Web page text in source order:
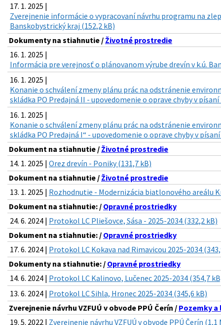
17. 1. 2025 |
Zverejnenie informácie o vypracovaní návrhu programu na
Banskobystrický kraj (152,2 kB)
Dokumenty na stiahnutie / Životné prostredie
16. 1. 2025 |
Informácia pre verejnosť o plánovanom výrube drevín v k.ú.
16. 1. 2025 |
Konanie o schválení zmeny plánu prác na odstránenie
skládka PO Predajná II - upovedomenie o oprave chyby v písaní
16. 1. 2025 |
Konanie o schválení zmeny plánu prác na odstránenie
skládka PO Predajná I“ - upovedomenie o oprave chyby v
Dokument na stiahnutie / Životné prostredie
14. 1. 2025 | Orez drevín - Poniky (131,7 kB)
Dokument na stiahnutie / Životné prostredie
13. 1. 2025 | Rozhodnutie - Modernizácia biatlonového areálu
Dokument na stiahnutie: / Opravné prostriedky
24. 6. 2024 | Protokol LC Pliešovce, Sása - 2025-2034 (332,2 kB)
Dokument na stiahnutie: / Opravné prostriedky
17. 6. 2024 | Protokol LC Kokava nad Rimavicou 2025-2034
Dokumenty na stiahnutie: / Opravné prostriedky
14. 6. 2024 | Protokol LC Kalinovo, Lučenec 2025-2034 (354,7
13. 6. 2024 | Protokol LC Sihla, Hronec 2025-2034 (345,6 kB)
Zverejnenie návrhu VZFUÚ v obvode PPÚ Čerín / Pozemky a
19. 5. 2022 | Zverejnenie návrhu VZFUÚ v obvode PPÚ Čerín (1,1